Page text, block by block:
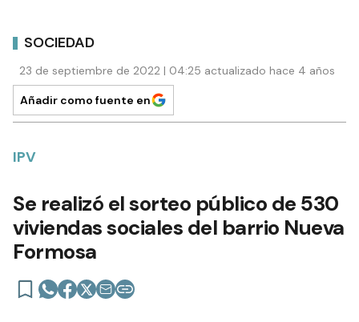
SOCIEDAD
23 de septiembre de 2022 | 04:25 actualizado hace 4 años
Añadir como fuente en
IPV
Se realizó el sorteo público de 530
viviendas sociales del barrio Nueva
Formosa